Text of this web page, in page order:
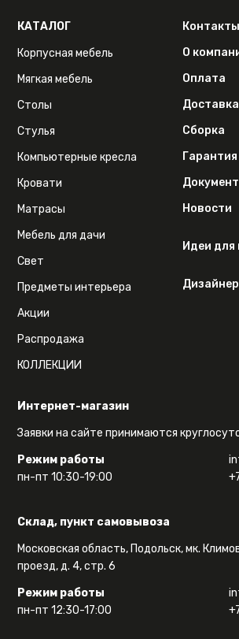
Интернет-магазин
Заявки на сайте принимаются
Режим работы
пн-пт 10:30-19:00
Склад, пункт самовывоза
Московская область, Подольск, мк.
проезд, д. 4, стр. 6
Режим работы
пн-пт 12:30-17:00
КАТАЛОГ
Корпусная мебель
Мягкая мебель
Столы
Стулья
Компьютерные кресла
Кровати
Матрасы
Мебель для дачи
Свет
Предметы интерьера
Акции
Распродажа
КОЛЛЕКЦИИ
Контакты
О
Оплата
Доставка
Сборка
Новости
Идеи для